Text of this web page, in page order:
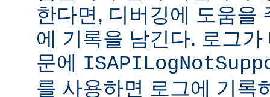
한다면, 디버깅에 도움을
에 기록을 남긴다. 로그
문에
를 사용하면 로그에 기록